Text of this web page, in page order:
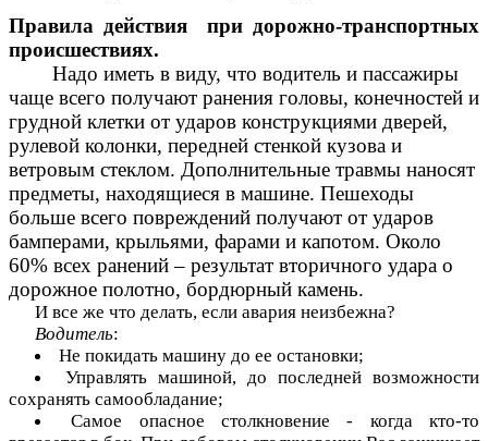
Правила действия при дорожно-транспортных
происшествиях.
Надо иметь в виду, что водитель и пассажиры
чаще всего получают ранения головы, конечностей и
грудной клетки от ударов конструкциями дверей,
рулевой колонки, передней стенкой кузова и
ветровым стеклом. Дополнительные травмы наносят
предметы, находящиеся в машине. Пешеходы
больше всего повреждений получают от ударов
бамперами, крыльями, фарами и капотом. Около
60% всех ранений – результат вторичного удара о
дорожное полотно, бордюрный камень.
И все же что делать, если авария неизбежна?
Водитель:
Не покидать машину до ее остановки;
Управлять машиной, до последней возможности
сохранять самообладание;
Самое опасное столкновение - когда кто-то